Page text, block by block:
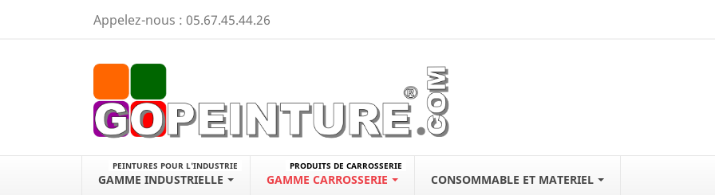
Appelez-nous : 05.67.45.44.26
GAMME INDUSTRIELLE
PEINTURES POUR L'INDUSTRIE
GAMME CARROSSERIE
PRODUITS DE CARROSSERIE
CONSOMMABLE ET MATERIEL